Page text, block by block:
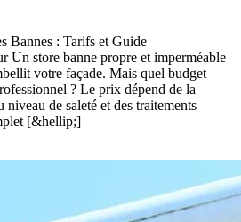
Bannes : Tarifs et Guide
Un store banne propre et imperméable
votre façade. Mais quel budget
? Le prix dépend de la
de saleté et des traitements
[&hellip;]